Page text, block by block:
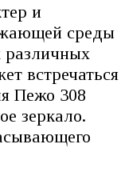
и
среды
встречаться
Пежо 308
зеркало.